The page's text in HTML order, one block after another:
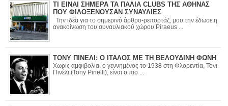
ΤΙ ΕΙΝΑΙ ΣΗΜΕΡΑ ΤΑ ΠΑΛΙΑ CLUBS ΤΗΣ ΑΘΗΝΑΣ
ΠΟΥ ΦΙΛΟΞΕΝΟΥΣΑΝ ΣΥΝΑΥΛΙΕΣ
Την ιδέα για το σημερινό άρθρο-ρεπορτάζ, μου την έδωσε η
ανακοίνωση του συναυλιακού χώρου Piraeus ...
ΤΟΝΥ ΠΙΝΕΛΙ: Ο ΙΤΑΛΟΣ ΜΕ ΤΗ ΒΕΛΟΥΔΙΝΗ ΦΩΝΗ
Χωρίς αμφιβολία, ο γεννημένος το 1938 στη Φλορεντία, Τόνι
Πινέλι (Tony Pinelli), είναι ο πιο ...